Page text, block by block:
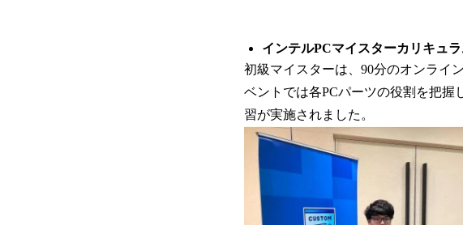
インテルPCマイスターカリキュラ
初級マイスターは、90分のオンライ
ベントでは各PCパーツの役割を把握
習が実施されました。